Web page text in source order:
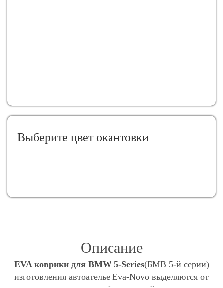
Выберите цвет окантовки
Описание
EVA коврики для BMW 5-Series(БМВ 5-й серии)
изготовления автоателье Eva-Novo выделяются от